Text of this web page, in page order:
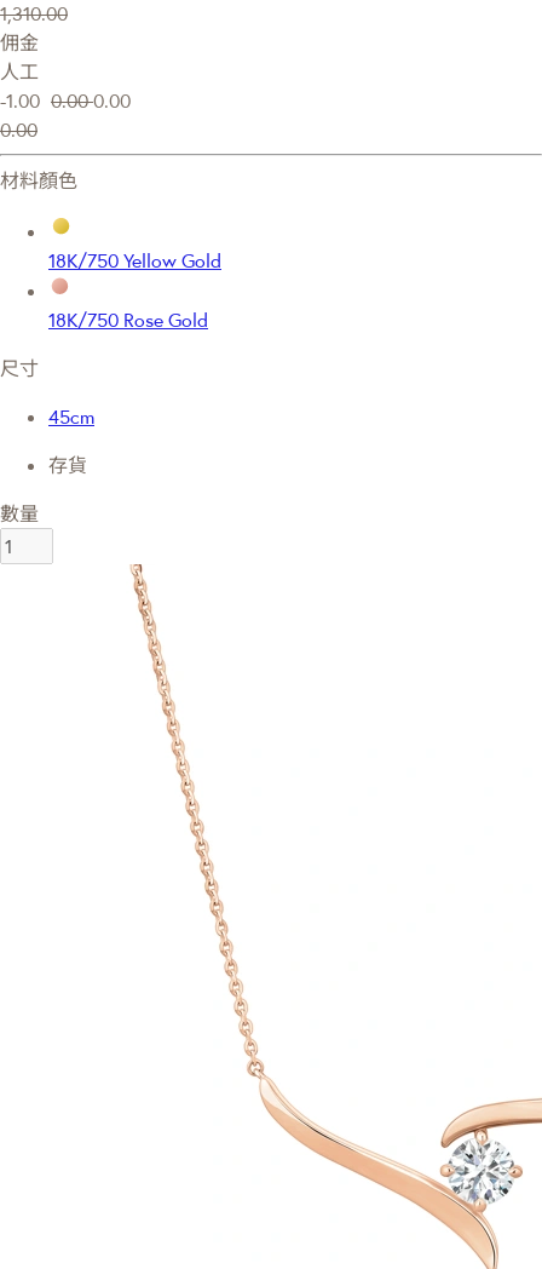
1,310.00
佣金
人工
-1.00 0.000.00
0.00
材料顏色
18K/750 Yellow Gold
18K/750 Rose Gold
尺寸
45cm
存貨
數量